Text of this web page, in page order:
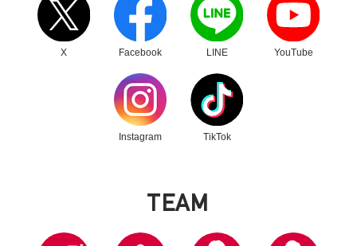
X Facebook LINE YouTube
Instagram
別ウィンドウリンク
TikTok
別ウィンドウリンク
TEAM